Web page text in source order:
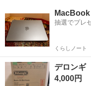
抽選でプレ
くらしノート
デロンギ
4,000円